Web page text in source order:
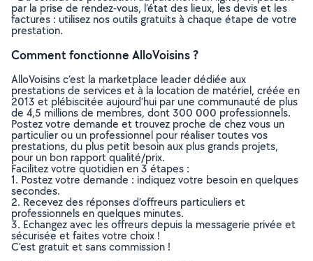
par la prise de rendez-vous, l’état des lieux, les devis et les
factures : utilisez nos outils gratuits à chaque étape de votre
prestation.
Comment fonctionne AlloVoisins ?
AlloVoisins c’est la marketplace leader dédiée aux
prestations de services et à la location de matériel, créée en
2013 et plébiscitée aujourd’hui par une communauté de plus
de 4,5 millions de membres, dont 300 000 professionnels.
Postez votre demande et trouvez proche de chez vous un
particulier ou un professionnel pour réaliser toutes vos
prestations, du plus petit besoin aux plus grands projets,
pour un bon rapport qualité/prix.
Facilitez votre quotidien en 3 étapes :
1. Postez votre demande : indiquez votre besoin en quelques
secondes.
2. Recevez des réponses d’offreurs particuliers et
professionnels en quelques minutes.
3. Echangez avec les offreurs depuis la messagerie privée et
sécurisée et faites votre choix !
C’est gratuit et sans commission !